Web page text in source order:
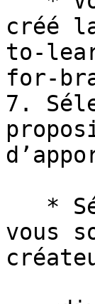
créé
to-
for-
7.
vous